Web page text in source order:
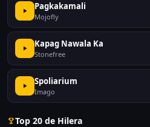
Pagkakamali
Mojofly
Kapag Nawala Ka
Stonefree
Spoliarium
Imago
Top 20 de Hilera